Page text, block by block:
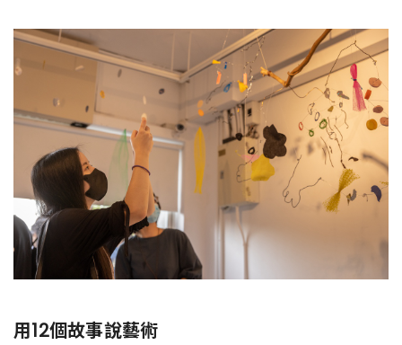
用12個故事說藝術